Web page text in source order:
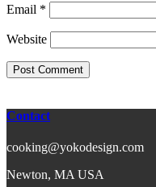
Email *
Website
Contact
cooking@yokodesign.com
Newton, MA USA